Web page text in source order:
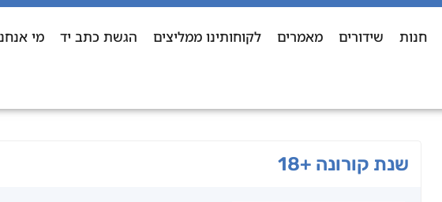
חנות שידורים מאמרים לקוחותינו ממליצים הגשת כתב יד מי
שנת קורונה +18